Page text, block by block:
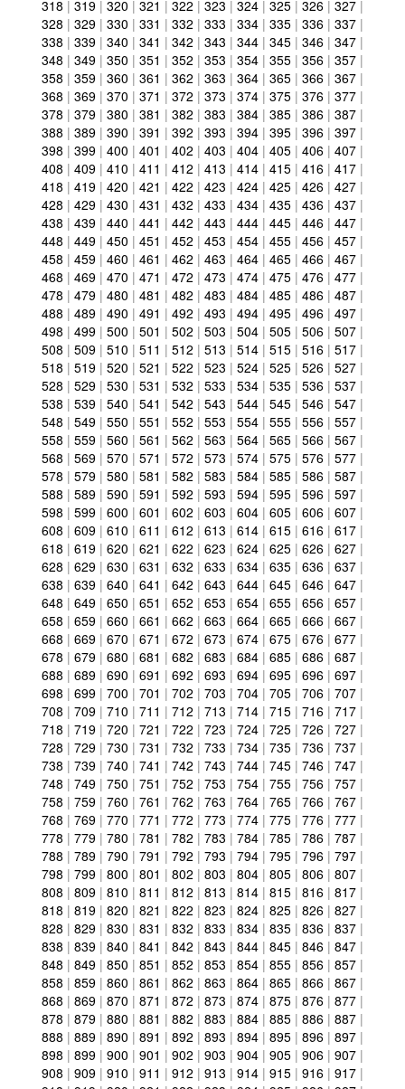
318 | 319 | 320 | 321 | 322 | 323 | 324 | 325 | 326 | 327 |
328 | 329 | 330 | 331 | 332 | 333 | 334 | 335 | 336 | 337 |
338 | 339 | 340 | 341 | 342 | 343 | 344 | 345 | 346 | 347 |
348 | 349 | 350 | 351 | 352 | 353 | 354 | 355 | 356 | 357 |
358 | 359 | 360 | 361 | 362 | 363 | 364 | 365 | 366 | 367 |
368 | 369 | 370 | 371 | 372 | 373 | 374 | 375 | 376 | 377 |
378 | 379 | 380 | 381 | 382 | 383 | 384 | 385 | 386 | 387 |
388 | 389 | 390 | 391 | 392 | 393 | 394 | 395 | 396 | 397 |
398 | 399 | 400 | 401 | 402 | 403 | 404 | 405 | 406 | 407 |
408 | 409 | 410 | 411 | 412 | 413 | 414 | 415 | 416 | 417 |
418 | 419 | 420 | 421 | 422 | 423 | 424 | 425 | 426 | 427 |
428 | 429 | 430 | 431 | 432 | 433 | 434 | 435 | 436 | 437 |
438 | 439 | 440 | 441 | 442 | 443 | 444 | 445 | 446 | 447 |
448 | 449 | 450 | 451 | 452 | 453 | 454 | 455 | 456 | 457 |
458 | 459 | 460 | 461 | 462 | 463 | 464 | 465 | 466 | 467 |
468 | 469 | 470 | 471 | 472 | 473 | 474 | 475 | 476 | 477 |
478 | 479 | 480 | 481 | 482 | 483 | 484 | 485 | 486 | 487 |
488 | 489 | 490 | 491 | 492 | 493 | 494 | 495 | 496 | 497 |
498 | 499 | 500 | 501 | 502 | 503 | 504 | 505 | 506 | 507 |
508 | 509 | 510 | 511 | 512 | 513 | 514 | 515 | 516 | 517 |
518 | 519 | 520 | 521 | 522 | 523 | 524 | 525 | 526 | 527 |
528 | 529 | 530 | 531 | 532 | 533 | 534 | 535 | 536 | 537 |
538 | 539 | 540 | 541 | 542 | 543 | 544 | 545 | 546 | 547 |
548 | 549 | 550 | 551 | 552 | 553 | 554 | 555 | 556 | 557 |
558 | 559 | 560 | 561 | 562 | 563 | 564 | 565 | 566 | 567 |
568 | 569 | 570 | 571 | 572 | 573 | 574 | 575 | 576 | 577 |
578 | 579 | 580 | 581 | 582 | 583 | 584 | 585 | 586 | 587 |
588 | 589 | 590 | 591 | 592 | 593 | 594 | 595 | 596 | 597 |
598 | 599 | 600 | 601 | 602 | 603 | 604 | 605 | 606 | 607 |
608 | 609 | 610 | 611 | 612 | 613 | 614 | 615 | 616 | 617 |
618 | 619 | 620 | 621 | 622 | 623 | 624 | 625 | 626 | 627 |
628 | 629 | 630 | 631 | 632 | 633 | 634 | 635 | 636 | 637 |
638 | 639 | 640 | 641 | 642 | 643 | 644 | 645 | 646 | 647 |
648 | 649 | 650 | 651 | 652 | 653 | 654 | 655 | 656 | 657 |
658 | 659 | 660 | 661 | 662 | 663 | 664 | 665 | 666 | 667 |
668 | 669 | 670 | 671 | 672 | 673 | 674 | 675 | 676 | 677 |
678 | 679 | 680 | 681 | 682 | 683 | 684 | 685 | 686 | 687 |
688 | 689 | 690 | 691 | 692 | 693 | 694 | 695 | 696 | 697 |
698 | 699 | 700 | 701 | 702 | 703 | 704 | 705 | 706 | 707 |
708 | 709 | 710 | 711 | 712 | 713 | 714 | 715 | 716 | 717 |
718 | 719 | 720 | 721 | 722 | 723 | 724 | 725 | 726 | 727 |
728 | 729 | 730 | 731 | 732 | 733 | 734 | 735 | 736 | 737 |
738 | 739 | 740 | 741 | 742 | 743 | 744 | 745 | 746 | 747 |
748 | 749 | 750 | 751 | 752 | 753 | 754 | 755 | 756 | 757 |
758 | 759 | 760 | 761 | 762 | 763 | 764 | 765 | 766 | 767 |
768 | 769 | 770 | 771 | 772 | 773 | 774 | 775 | 776 | 777 |
778 | 779 | 780 | 781 | 782 | 783 | 784 | 785 | 786 | 787 |
788 | 789 | 790 | 791 | 792 | 793 | 794 | 795 | 796 | 797 |
798 | 799 | 800 | 801 | 802 | 803 | 804 | 805 | 806 | 807 |
808 | 809 | 810 | 811 | 812 | 813 | 814 | 815 | 816 | 817 |
818 | 819 | 820 | 821 | 822 | 823 | 824 | 825 | 826 | 827 |
828 | 829 | 830 | 831 | 832 | 833 | 834 | 835 | 836 | 837 |
838 | 839 | 840 | 841 | 842 | 843 | 844 | 845 | 846 | 847 |
848 | 849 | 850 | 851 | 852 | 853 | 854 | 855 | 856 | 857 |
858 | 859 | 860 | 861 | 862 | 863 | 864 | 865 | 866 | 867 |
868 | 869 | 870 | 871 | 872 | 873 | 874 | 875 | 876 | 877 |
878 | 879 | 880 | 881 | 882 | 883 | 884 | 885 | 886 | 887 |
888 | 889 | 890 | 891 | 892 | 893 | 894 | 895 | 896 | 897 |
898 | 899 | 900 | 901 | 902 | 903 | 904 | 905 | 906 | 907 |
908 | 909 | 910 | 911 | 912 | 913 | 914 | 915 | 916 | 917 |